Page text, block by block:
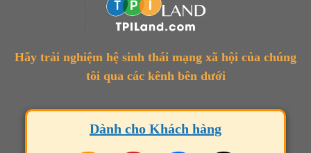
Hãy trải nghiệm hệ sinh thái mạng xã hội của chúng
tôi qua các kênh bên dưới
Dành cho Khách hàng